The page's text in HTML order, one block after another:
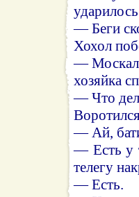
— Беги
Хохол
—
хозяйка
— Что
— Ай,
— Есть у
телегу
— Есть.